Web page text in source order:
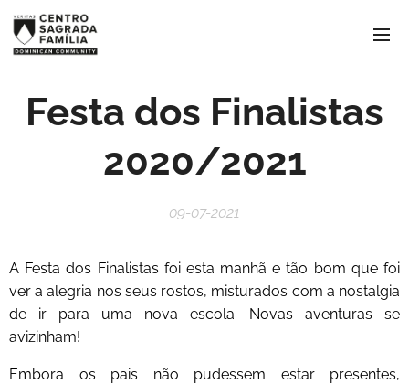
Festa dos Finalistas
2020/2021
09-07-2021
A Festa dos Finalistas foi esta manhã e tão bom que foi
ver a alegria nos seus rostos, misturados com a nostalgia
de ir para uma nova escola. Novas aventuras se
avizinham!
Embora os pais não pudessem estar presentes,